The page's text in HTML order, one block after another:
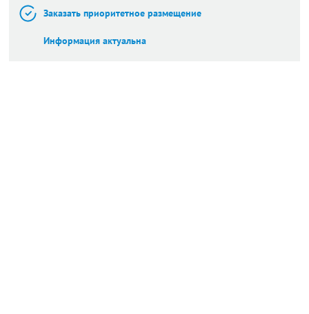
Заказать приоритетное размещение
Информация актуальна